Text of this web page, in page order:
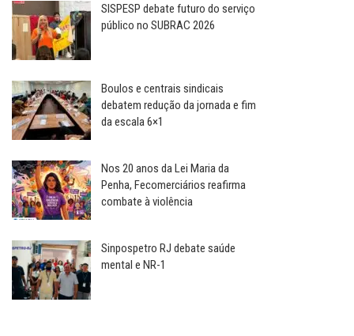
SISPESP debate futuro do serviço
público no SUBRAC 2026
Boulos e centrais sindicais
debatem redução da jornada e fim
da escala 6×1
Nos 20 anos da Lei Maria da
Penha, Fecomerciários reafirma
combate à violência
Sinpospetro RJ debate saúde
mental e NR-1